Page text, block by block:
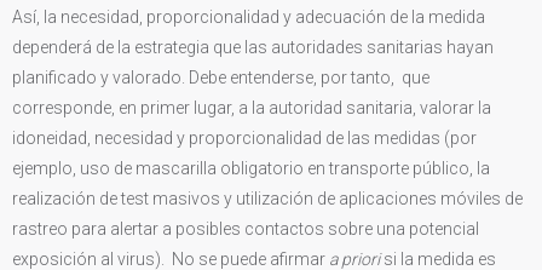
Así, la necesidad, proporcionalidad y adecuación de la medida
dependerá de la estrategia que las autoridades sanitarias hayan
planificado y valorado. Debe entenderse, por tanto, que
corresponde, en primer lugar, a la autoridad sanitaria, valorar la
idoneidad, necesidad y proporcionalidad de las medidas (por
ejemplo, uso de mascarilla obligatorio en transporte público, la
realización de test masivos y utilización de aplicaciones móviles de
rastreo para alertar a posibles contactos sobre una potencial
exposición al virus). No se puede afirmar a priorisi la medida es